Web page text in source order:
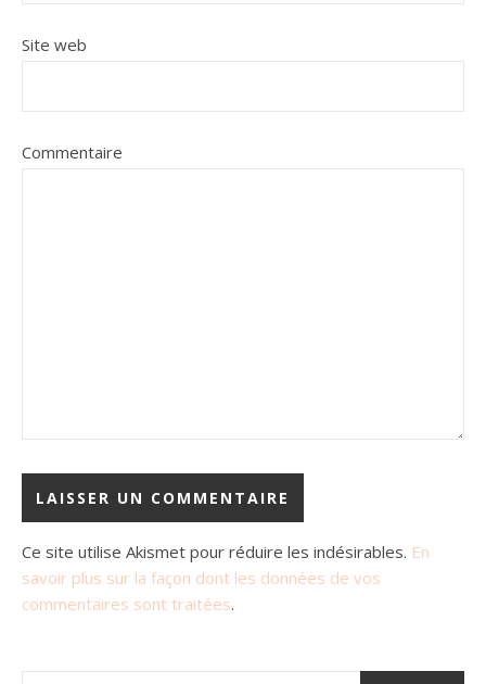
Site web
Commentaire
Ce site utilise Akismet pour réduire les indésirables. En
savoir plus sur la façon dont les données de vos
commentaires sont traitées.